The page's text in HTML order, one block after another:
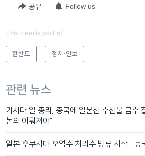
공유 Follow us
This item is part of
한반도 정치·안보
관련 뉴스
기시다 일 총리, 중국에 일본산 수산물 금수
논의 이뤄져야”
일본 후쿠시마 오염수 처리수 방류 시작…중